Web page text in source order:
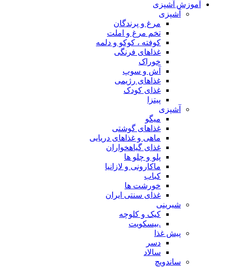
آموزش آشپزی
آشپزی
مرغ و پرندگان
تخم مرغ و املت
کوفته ، کوکو و دلمه
غذاهای فرنگی
خوراک
آش و سوپ
غذاهای رژیمی
غذای کودک
پیتزا
آشپزی
میگو
غذاهای گوشتی
ماهی و غذاهای دریایی
غذای گیاهخواران
پلو و چلو ها
ماکارونی و لازانیا
کباب
خورشت ها
غذای سنتی ایران
شیرینی
کیک و کلوچه
.بیسکویت
پیش غذا
دسر
سالاد
ساندویچ